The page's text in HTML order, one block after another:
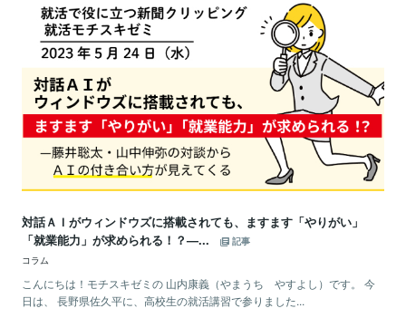
対話ＡＩがウィンドウズに搭載されても、ますます「やりがい」
「就業能力」が求められる！？—...
記事
コラム
こんにちは！モチスキゼミの 山内康義（やまうち やすよし）です。 今
日は、 長野県佐久平に、高校生の就活講習で参りました...